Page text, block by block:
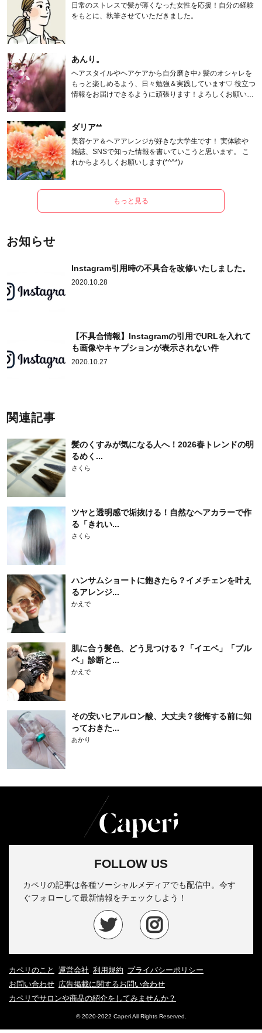
日常のストレスで髪が薄くなった女性を応援！自分の経験
をもとに、執筆させていただきました。
あんり。
ヘアスタイルやヘアケアから自分磨き中♪ 髪のオシャレを
もっと楽しめるよう、日々勉強＆実践しています♡ 役立つ
情報をお届けできるように頑張ります！よろしくお願いし
ダリア**
美容ケア＆ヘアアレンジが好きな大学生です！ 実体験や
雑誌、SNSで知った情報を書いていこうと思います。 こ
れからよろしくお願いします(*^^*)♪
もっと見る
お知らせ
Instagram引用時の不具合を改修いたしました。
2020.10.28
【不具合情報】Instagramの引用でURLを入れて
も画像やキャプションが表示されない件
2020.10.27
関連記事
髪のくすみが気になる人へ！2026春トレンドの明
るめく...
さくら
ツヤと透明感で垢抜ける！自然なヘアカラーで作
る「きれい...
さくら
ハンサムショートに飽きたら？イメチェンを叶え
るアレンジ...
かえで
肌に合う髪色、どう見つける？「イエベ」「ブル
ベ」診断と...
かえで
その安いヒアルロン酸、大丈夫？後悔する前に知
っておきた...
あかり
FOLLOW US
カペリの記事は各種ソーシャルメディアでも配信中。今す
ぐフォローして最新情報をチェックしよう！
カペリのこと 運営会社 利用規約 プライバシーポリシー
お問い合わせ 広告掲載に関するお問い合わせ
カペリでサロンや商品の紹介をしてみませんか？
© 2020-2022 Caperi All Rights Reserved.